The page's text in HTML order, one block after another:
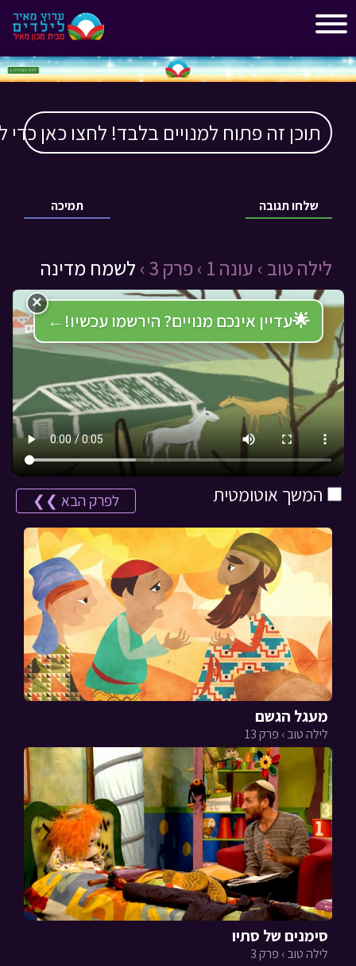
תוכן זה פתוח למנויים בלבד! לחצו כאן כדי
תמיכה שלחו תגובה
לילה טוב › עונה 1 › פרק 3 › לשמח מדינה
🌟עדיין אינכם מנויים? הירשמו עכשיו! ←
×
המשך אוטומטית לפרק הבא ❯❯
מעגל הגשם
לילה טוב › פרק 13
סימנים של סתיו
לילה טוב › פרק 3